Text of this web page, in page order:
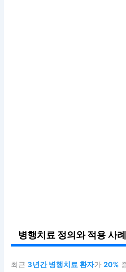
병행치료 정의와 적용 사례
최근3년간 병행치료 환자가20%